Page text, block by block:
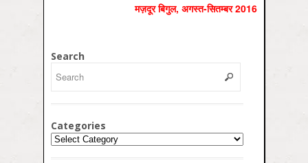
मज़दूर बिगुल, अगस्‍त-सितम्‍बर 2016
Search
Categories
Categories